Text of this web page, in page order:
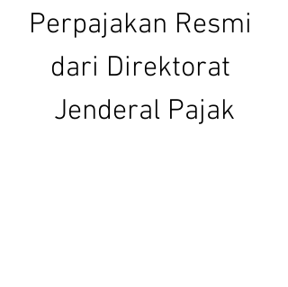
Perpajakan Resmi
dari Direktorat
Jenderal Pajak